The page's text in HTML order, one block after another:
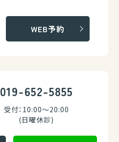
WEB予約
019-652-5855
受付：10:00～20:00
(日曜休診)